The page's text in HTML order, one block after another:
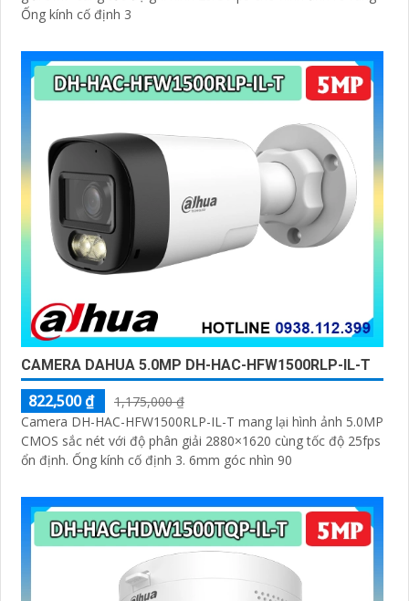
Ống kính cố định 3
CAMERA DAHUA 5.0MP DH-HAC-HFW1500RLP-IL-T
822,500 ₫
1,175,000 ₫
Camera DH-HAC-HFW1500RLP-IL-T mang lại hình ảnh 5.0MP
CMOS sắc nét với độ phân giải 2880×1620 cùng tốc độ 25fps
ổn định. Ống kính cố định 3. 6mm góc nhìn 90